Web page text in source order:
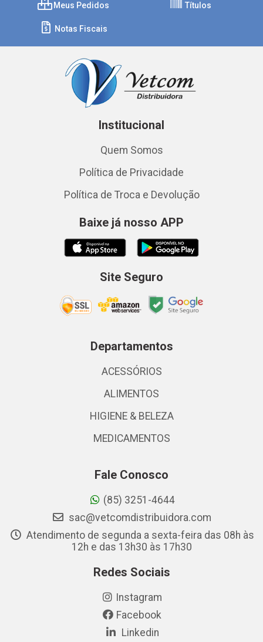
Meus Pedidos Títulos
Notas Fiscais
Institucional
Quem Somos
Política de Privacidade
Política de Troca e Devolução
Baixe já nosso APP
Site Seguro
Departamentos
ACESSÓRIOS
ALIMENTOS
HIGIENE & BELEZA
MEDICAMENTOS
Fale Conosco
(85) 3251-4644
sac@vetcomdistribuidora.com
Atendimento de segunda a sexta-feira das 08h às
12h e das 13h30 às 17h30
Redes Sociais
Instagram
Facebook
Linkedin